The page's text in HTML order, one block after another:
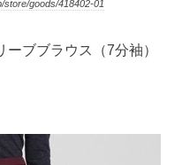
store/goods/418402-01
ブブラウス（7分袖）